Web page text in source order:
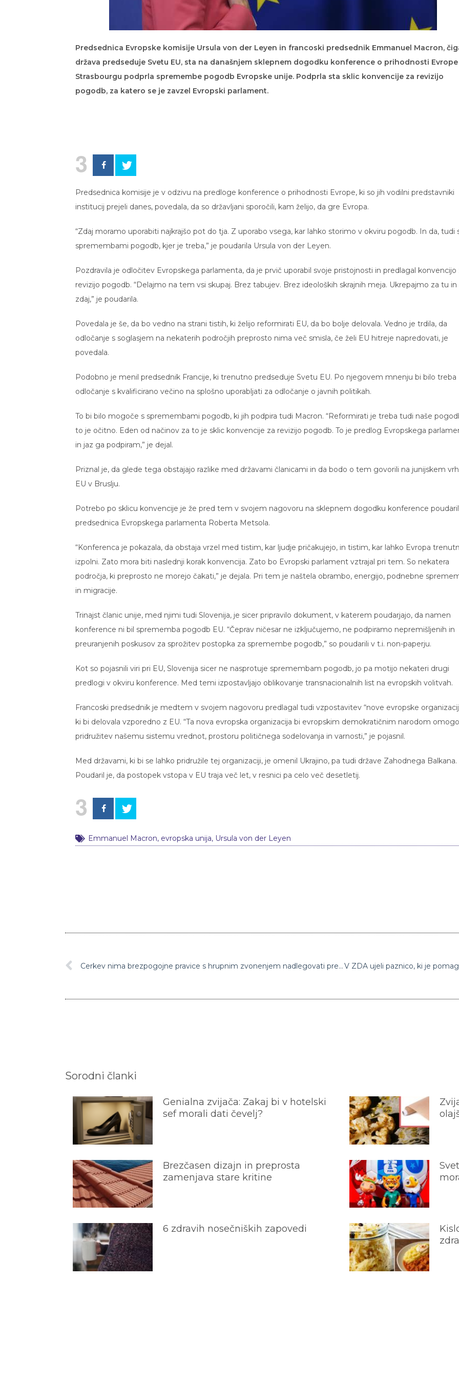
Predsednica Evropske komisije Ursula von der Leyen in francoski predsednik Emmanuel Macron,
država predseduje Svetu EU, sta na današnjem sklepnem dogodku konference o prihodnosti Evrope
Strasbourgu podprla spremembe pogodb Evropske unije. Podprla sta sklic konvencije za revizijo
pogodb, za katero se je zavzel Evropski parlament.
3
Predsednica komisije je v odzivu na predloge konference o prihodnosti Evrope, ki so jih vodilni predstavniki
institucij prejeli danes, povedala, da so državljani sporočili, kam želijo, da gre Evropa.
“Zdaj moramo uporabiti najkrajšo pot do tja. Z uporabo vsega, kar lahko storimo v okviru pogodb. In da, tudi
spremembami pogodb, kjer je treba,” je poudarila Ursula von der Leyen.
Pozdravila je odločitev Evropskega parlamenta, da je prvič uporabil svoje pristojnosti in predlagal konvencijo
revizijo pogodb. “Delajmo na tem vsi skupaj. Brez tabujev. Brez ideoloških skrajnih meja. Ukrepajmo za tu in
zdaj,” je poudarila.
Povedala je še, da bo vedno na strani tistih, ki želijo reformirati EU, da bo bolje delovala. Vedno je trdila, da
odločanje s soglasjem na nekaterih področjih preprosto nima več smisla, če želi EU hitreje napredovati, je
povedala.
Podobno je menil predsednik Francije, ki trenutno predseduje Svetu EU. Po njegovem mnenju bi bilo treba
odločanje s kvalificirano večino na splošno uporabljati za odločanje o javnih politikah.
To bi bilo mogoče s spremembami pogodb, ki jih podpira tudi Macron. “Reformirati je treba tudi naše
to je očitno. Eden od načinov za to je sklic konvencije za revizijo pogodb. To je predlog Evropskega
in jaz ga podpiram,” je dejal.
Priznal je, da glede tega obstajajo razlike med državami članicami in da bodo o tem govorili na junijskem
EU v Bruslju.
Potrebo po sklicu konvencije je že pred tem v svojem nagovoru na sklepnem dogodku konference
predsednica Evropskega parlamenta Roberta Metsola.
“Konferenca je pokazala, da obstaja vrzel med tistim, kar ljudje pričakujejo, in tistim, kar lahko Evropa
izpolni. Zato mora biti naslednji korak konvencija. Zato bo Evropski parlament vztrajal pri tem. So nekatera
področja, ki preprosto ne morejo čakati,” je dejala. Pri tem je naštela obrambo, energijo, podnebne
in migracije.
Trinajst članic unije, med njimi tudi Slovenija, je sicer pripravilo dokument, v katerem poudarjajo, da namen
konference ni bil sprememba pogodb EU. “Čeprav ničesar ne izključujemo, ne podpiramo nepremišljenih in
preuranjenih poskusov za sprožitev postopka za spremembe pogodb,” so poudarili v t.i. non-paperju.
Kot so pojasnili viri pri EU, Slovenija sicer ne nasprotuje spremembam pogodb, jo pa motijo nekateri drugi
predlogi v okviru konference. Med temi izpostavljajo oblikovanje transnacionalnih list na evropskih volitvah.
Francoski predsednik je medtem v svojem nagovoru predlagal tudi vzpostavitev “nove evropske
ki bi delovala vzporedno z EU. “Ta nova evropska organizacija bi evropskim demokratičnim narodom
pridružitev našemu sistemu vrednot, prostoru političnega sodelovanja in varnosti,” je pojasnil.
Med državami, ki bi se lahko pridružile tej organizaciji, je omenil Ukrajino, pa tudi države Zahodnega Balkana.
Poudaril je, da postopek vstopa v EU traja več let, v resnici pa celo več desetletij.
3
Emmanuel Macron, evropska unija, Ursula von der Leyen
Cerkev nima brezpogojne pravice s hrupnim zvonenjem nadlegovati prebivalstva
Sorodni članki
Genialna zvijača: Zakaj bi v hotelski
sef morali dati čevelj?
Brezčasen dizajn in preprosta
zamenjava stare kritine
6 zdravih nosečniških zapovedi